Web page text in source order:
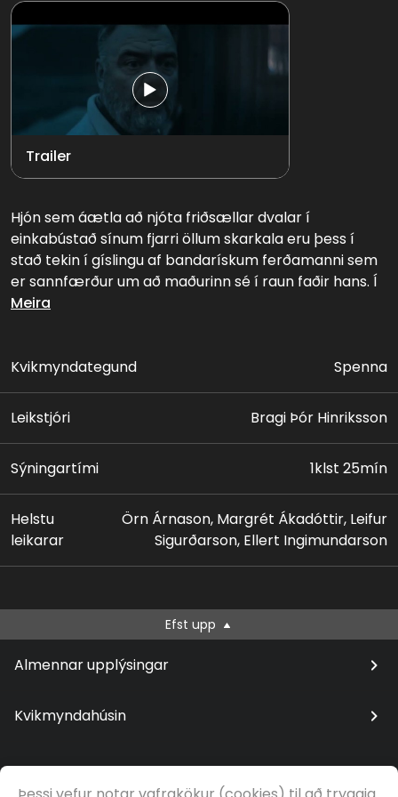
Trailer
Hjón sem áætla að njóta friðsællar dvalar í
einkabústað sínum fjarri öllum skarkala eru þess í
stað tekin í gíslingu af bandarískum ferðamanni sem
er sannfærður um að maðurinn sé í raun faðir hans. Í
kjölfarið hefst barátta upp á líf og
skjótast upp á yfirborðið eins og kvika.
Meira
Kvikmyndategund Spenna
Leikstjóri Bragi Þór Hinriksson
Sýningartími 1klst 25mín
Helstu
leikarar
Örn Árnason, Margrét Ákadóttir, Leifur
Sigurðarson, Ellert Ingimundarson
Efst upp
Almennar upplýsingar
Kvikmyndahúsin
© Samfilm